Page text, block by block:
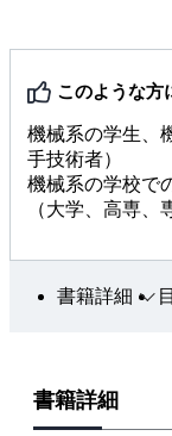
このような方
機械系の学生、
手技術者）
機械系の学校で
（大学、高専、
書籍詳細
書籍詳細